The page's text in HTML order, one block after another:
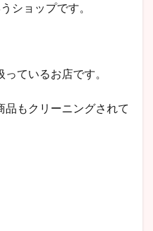
ショップです。
ているお店です。
品もクリーニングされて